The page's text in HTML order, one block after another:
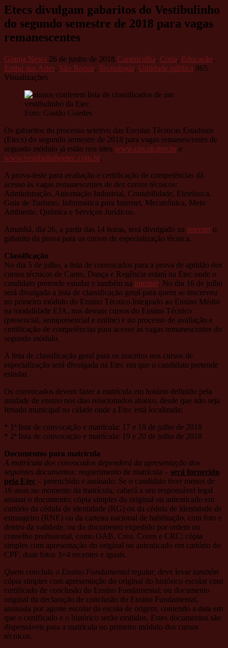
Etecs divulgam gabaritos do Vestibulinho
do segundo semestre de 2018 para vagas
remanescentes
Granja News 26 de junho de 2018 Carapicuíba, Cotia, Educação,
Embu das Artes, São Roque, Tecnologia, Utilidade pública 965
Visualizações
Foto: Gastão Guedes
Os gabaritos do processo seletivo das Escolas Técnicas Estaduais
(Etecs) do segundo semestre de 2018 para vagas remanescentes de
segundo módulo já estão nos sites www.cps.sp.gov.br e
www.vestibulinhoetec.com.br.
A prova-teste para avaliação e certificação de competências dá
acesso às vagas remanescentes de dez cursos técnicos:
Administração, Automação Industrial, Contabilidade, Eletrônica,
Guia de Turismo, Informática para Internet, Mecatrônica, Meio
Ambiente, Química e Serviços Jurídicos.
Amanhã, dia 26, a partir das 14 horas, será divulgado na internet o
gabarito da prova para os cursos de especialização técnica.
Classificação
No dia 5 de julho, a lista de convocados para a prova de aptidão dos
cursos técnicos de Canto, Dança e Regência estará na Etec onde o
candidato pretende estudar e também na internet. No dia 16 de julho
será divulgada a lista de classificação geral para quem se inscreveu
no primeiro módulo do Ensino Técnico Integrado ao Ensino Médio
na modalidade EJA, nos demais cursos do Ensino Técnico
(presencial, semipresencial e online) e no processo de avaliação e
certificação de competências para acesso às vagas remanescentes do
segundo módulo.
A lista de classificação geral para os inscritos nos cursos de
especialização será divulgada na Etec em que o candidato pretende
estudar.
Os convocados devem fazer a matrícula em horário definido pela
unidade de ensino nos dias relacionados abaixo, desde que não seja
feriado municipal na cidade onde a Etec está localizada:
* 1ª lista de convocação e matrícula: 17 e 18 de julho de 2018
* 2ª lista de convocação e matrícula: 19 e 20 de julho de 2018
Documentos para matrícula
A matrícula dos convocados dependerá da apresentação dos
seguintes documentos: requerimento de matrícula – será fornecido
pela Etec – preenchido e assinado. Se o candidato tiver menos de
16 anos no momento da matrícula, caberá a seu responsável legal
assinar o documento; cópia simples do original ou autenticado em
cartório da cédula de identidade (RG) ou da cédula de identidade de
estrangeiro (RNE) ou da carteira nacional de habilitação, com foto e
dentro da validade, ou do documento expedido por ordem ou
conselho profissional, como OAB, Crea, Coren e CRC; cópia
simples com apresentação do original ou autenticado em cartório do
CPF; duas fotos 3×4 recentes e iguais.
Quem concluiu o Ensino Fundamental regular, deve levar também
cópia simples com apresentação do original do histórico escolar com
certificado de conclusão do Ensino Fundamental; ou documento
original da declaração de conclusão do Ensino Fundamental,
assinada por agente escolar da escola de origem, contendo a data em
que o certificado e o histórico serão emitidos. Estes documentos são
dispensáveis para a matrícula no primeiro módulo dos cursos
técnicos.